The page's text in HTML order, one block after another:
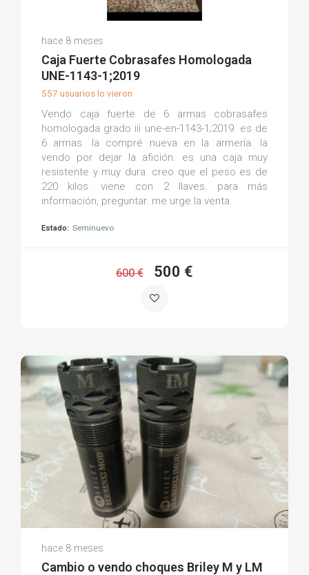
(0)
hace 8 meses
Caja Fuerte Cobrasafes Homologada
UNE-1143-1;2019
557 usuarios lo vieron
Vendo caja fuerte de 6 armas cobrasafes
homologada grado iii une-en-1143-1;2019. es de
6 armas. la compré nueva en la armería. la
vendo por dejar la afición. es una caja muy
resistente y muy dura. creo que el peso es de
220 kilos. viene con 2 llaves. para más
información, preguntar. me urge la venta.
Estado: Seminuevo
600 € 500 €
(0)
hace 8 meses
Cambio o vendo choques Briley M y LM